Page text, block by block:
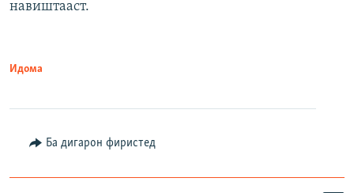
навиштааст.
Идома
Ба дигарон фиристед